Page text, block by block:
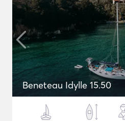
Beneteau Idylle 15.50